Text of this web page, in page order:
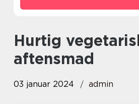
hurtig vegetarisk
aftensmad
03 januar 2024 admin